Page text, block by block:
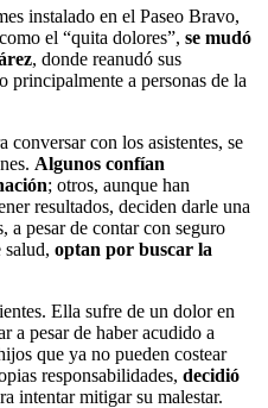
instalado en el Paseo Bravo,
el “quita dolores”, se mudó
, donde reanudó sus
principalmente a personas de la
conversar con los asistentes, se
Algunos confían
; otros, aunque han
resultados, deciden darle una
a pesar de contar con seguro
salud, optan por buscar la
Ella sufre de un dolor en
a pesar de haber acudido a
que ya no pueden costear
responsabilidades, decidió
intentar mitigar su malestar.